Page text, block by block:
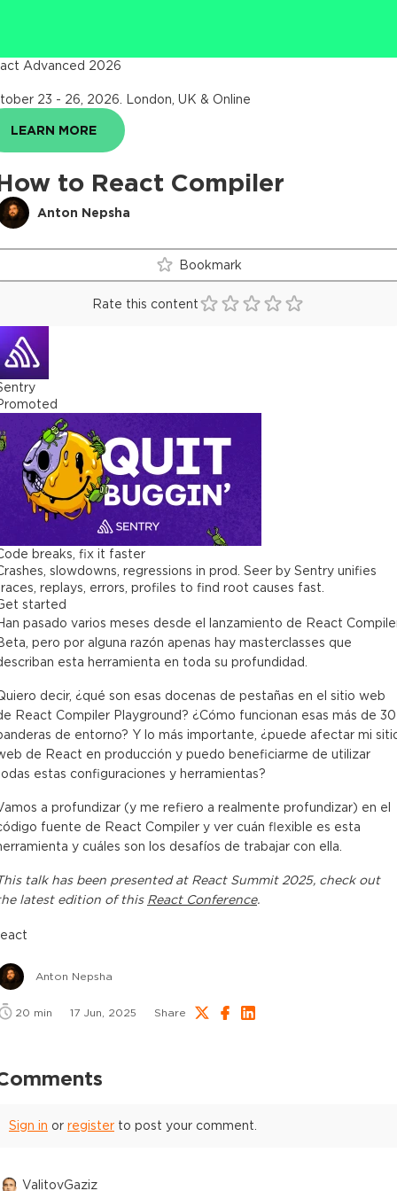
to React Compiler
Anton Nepsha
Advanced 2026
23 - 26, 2026 London, UK & Online
LEARN MORE
Bookmark
Rate this content
breaks, fix it faster
slowdowns, regressions in prod. Seer by Sentry unifies
replays, errors, profiles to find root causes fast.
started
pasado varios meses desde el lanzamiento de React
pero por alguna razón apenas hay masterclasses que
esta herramienta en toda su profundidad.
decir, ¿qué son esas docenas de pestañas en el sitio web
React Compiler Playground? ¿Cómo funcionan esas más de 30
de entorno? Y lo más importante, ¿puede afectar mi
de React en producción y puedo beneficiarme de utilizar
estas configuraciones y herramientas?
a profundizar (y me refiero a realmente profundizar) en el
fuente de React Compiler y ver cuán flexible es esta
y cuáles son los desafíos de trabajar con ella.
talkhas been presented at React Summit 2025, check out
latest edition of this React Conference.
Anton Nepsha
20 min 17 Jun, 2025 Share
Sign in or register to post your comment.
ValitovGaziz